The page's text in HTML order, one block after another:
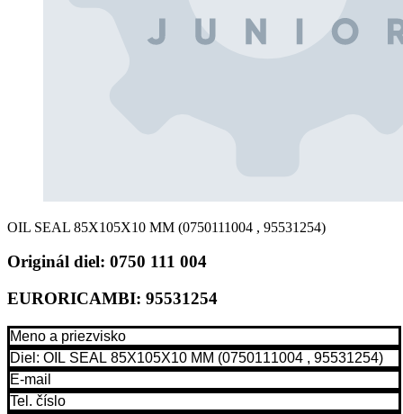
OIL SEAL 85X105X10 MM (0750111004 , 95531254)
Originál diel: 0750 111 004
EURORICAMBI: 95531254